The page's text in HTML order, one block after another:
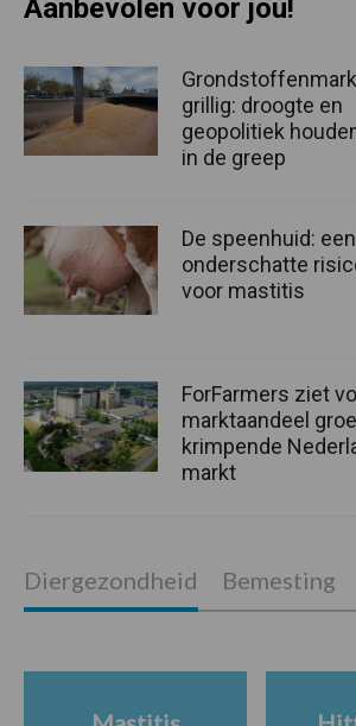
Aanbevolen voor jou!
grillig: droogte en
geopolitiek
in de greep
De speenhuid:
onderschatte
voor mastitis
ForFarmers ziet
marktaandeel
krimpende
markt
Diergezondheid Bemesting